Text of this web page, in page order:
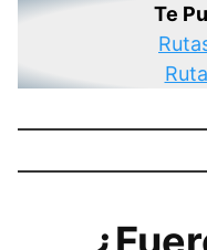
Te